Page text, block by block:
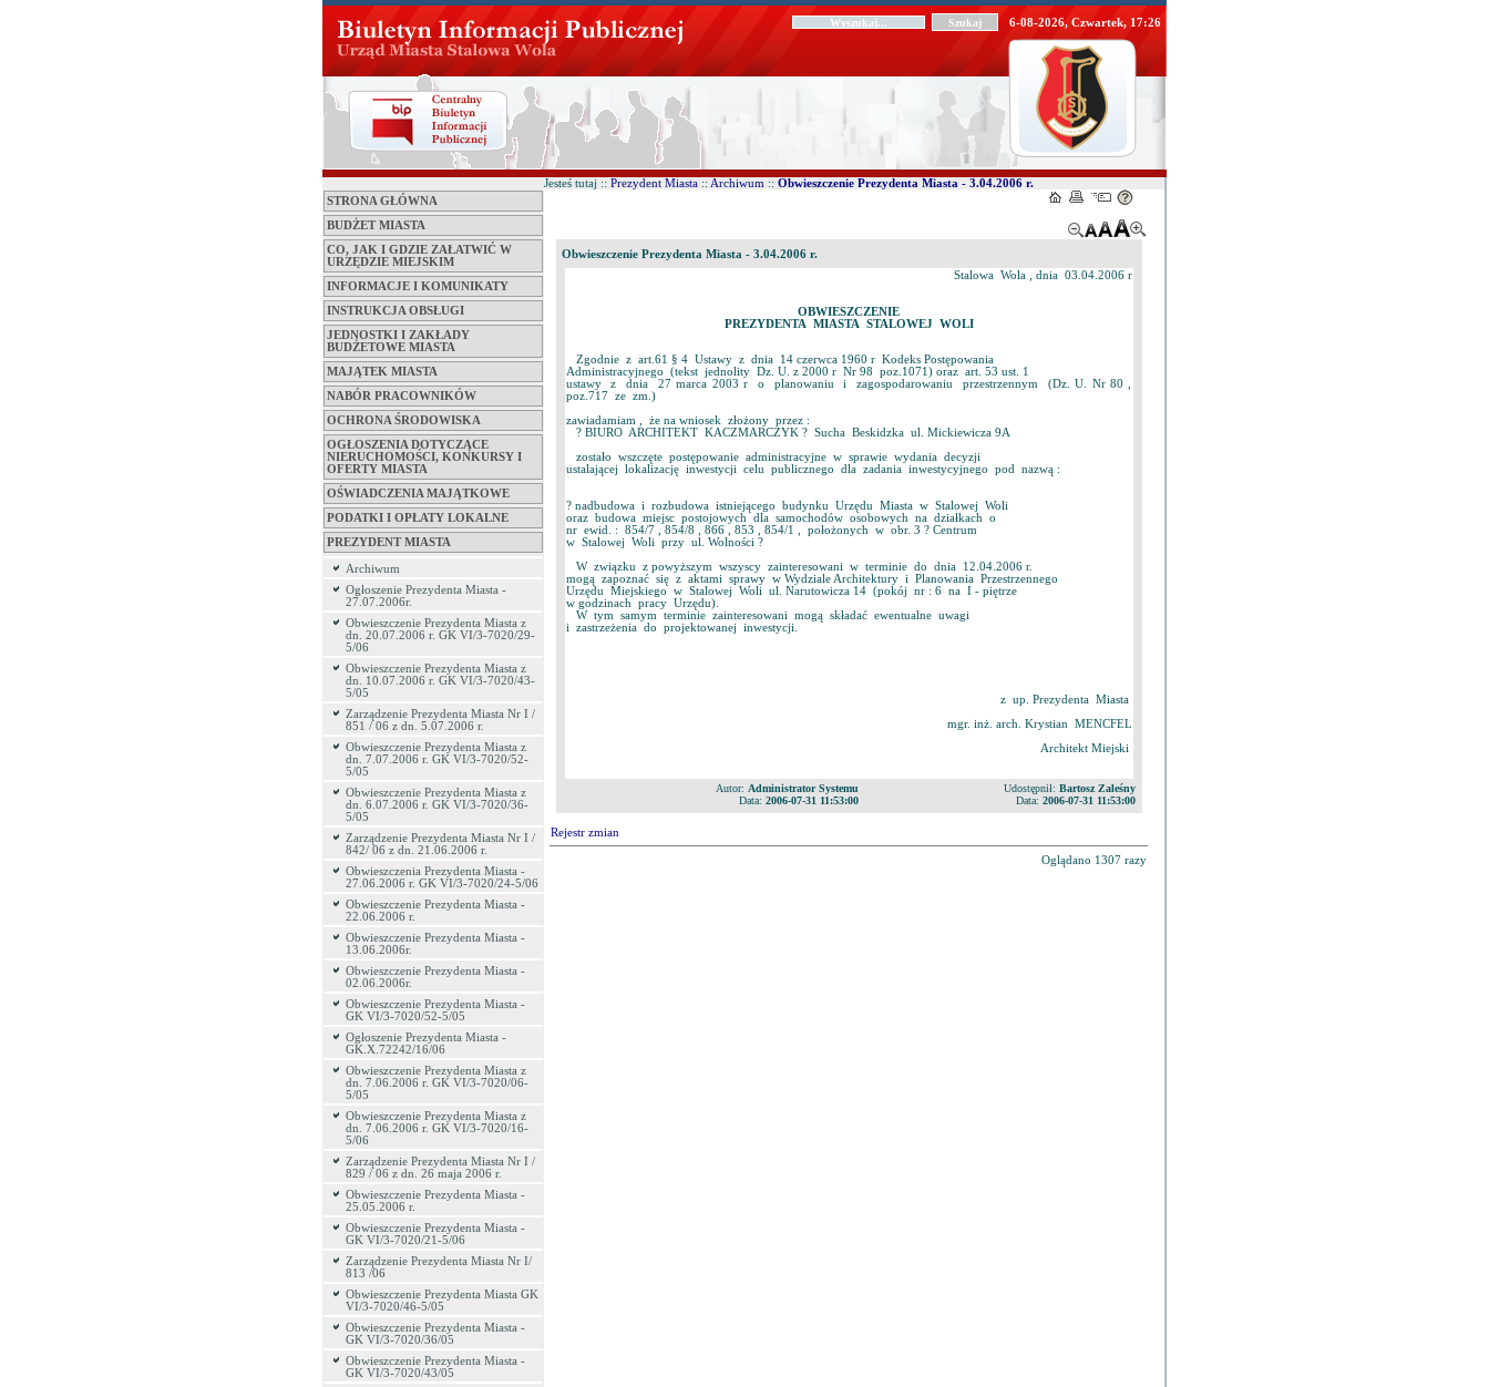
6-08-2026, Czwartek, 17:26
STRONA GŁÓWNA
BUDŻET MIASTA
CO, JAK I GDZIE ZAŁATWIĆ W
URZĘDZIE MIEJSKIM
INFORMACJE I KOMUNIKATY
INSTRUKCJA OBSŁUGI
JEDNOSTKI I ZAKŁADY
BUDŻETOWE MIASTA
MAJĄTEK MIASTA
NABÓR PRACOWNIKÓW
OCHRONA ŚRODOWISKA
OGŁOSZENIA DOTYCZĄCE
NIERUCHOMOŚCI, KONKURSY I
OFERTY MIASTA
OŚWIADCZENIA MAJĄTKOWE
PODATKI I OPŁATY LOKALNE
PREZYDENT MIASTA
Archiwum
Ogłoszenie Prezydenta Miasta -
27.07.2006r.
Obwieszczenie Prezydenta Miasta z
dn. 20.07.2006 r. GK VI/3-7020/29-
5/06
Obwieszczenie Prezydenta Miasta z
dn. 10.07.2006 r. GK VI/3-7020/43-
5/05
Zarządzenie Prezydenta Miasta Nr I /
851 / 06 z dn. 5.07.2006 r.
Obwieszczenie Prezydenta Miasta z
dn. 7.07.2006 r. GK VI/3-7020/52-
5/05
Obwieszczenie Prezydenta Miasta z
dn. 6.07.2006 r. GK VI/3-7020/36-
5/05
Zarządzenie Prezydenta Miasta Nr I /
842/ 06 z dn. 21.06.2006 r.
Obwieszczenia Prezydenta Miasta -
27.06.2006 r. GK VI/3-7020/24-5/06
Obwieszczenie Prezydenta Miasta -
22.06.2006 r.
Obwieszczenie Prezydenta Miasta -
13.06.2006r.
Obwieszczenie Prezydenta Miasta -
02.06.2006r.
Obwieszczenie Prezydenta Miasta -
GK VI/3-7020/52-5/05
Ogłoszenie Prezydenta Miasta -
GK.X.72242/16/06
Obwieszczenie Prezydenta Miasta z
dn. 7.06.2006 r. GK VI/3-7020/06-
5/05
Obwieszczenie Prezydenta Miasta z
dn. 7.06.2006 r. GK VI/3-7020/16-
5/06
Zarządzenie Prezydenta Miasta Nr I /
829 / 06 z dn. 26 maja 2006 r.
Obwieszczenie Prezydenta Miasta -
25.05.2006 r.
Obwieszczenie Prezydenta Miasta -
GK VI/3-7020/21-5/06
Zarządzenie Prezydenta Miasta Nr I/
813 /06
Obwieszczenie Prezydenta Miasta GK
VI/3-7020/46-5/05
Obwieszczenie Prezydenta Miasta -
GK VI/3-7020/36/05
Obwieszczenie Prezydenta Miasta -
GK VI/3-7020/43/05
Jesteś tutaj :: Prezydent Miasta :: Archiwum :: Obwieszczenie Prezydenta Miasta - 3.04.2006 r.
Obwieszczenie Prezydenta Miasta - 3.04.2006 r.
Stalowa Wola , dnia 03.04.2006 r
OBWIESZCZENIE
PREZYDENTA MIASTA STALOWEJ WOLI
Zgodnie z art.61 § 4 Ustawy z dnia 14 czerwca 1960 r Kodeks Postępowania
Administracyjnego (tekst jednolity Dz. U. z 2000 r Nr 98 poz.1071) oraz art. 53 ust. 1
ustawy z dnia 27 marca 2003 r o planowaniu i zagospodarowaniu przestrzennym (Dz. U. Nr 80 ,
poz.717 ze zm.)
zawiadamiam , że na wniosek złożony przez :
? BIURO ARCHITEKT KACZMARCZYK ? Sucha Beskidzka ul. Mickiewicza 9A
zostało wszczęte postępowanie administracyjne w sprawie wydania decyzji
ustalającej lokalizację inwestycji celu publicznego dla zadania inwestycyjnego pod nazwą :
? nadbudowa i rozbudowa istniejącego budynku Urzędu Miasta w Stalowej Woli
oraz budowa miejsc postojowych dla samochodów osobowych na działkach o
nr ewid. : 854/7 , 854/8 , 866 , 853 , 854/1 , położonych w obr. 3 ? Centrum
w Stalowej Woli przy ul. Wolności ?
W związku z powyższym wszyscy zainteresowani w terminie do dnia 12.04.2006 r.
mogą zapoznać się z aktami sprawy w Wydziale Architektury i Planowania Przestrzennego
Urzędu Miejskiego w Stalowej Woli ul. Narutowicza 14 (pokój nr : 6 na I - piętrze
w godzinach pracy Urzędu).
W tym samym terminie zainteresowani mogą składać ewentualne uwagi
i zastrzeżenia do projektowanej inwestycji.
z up. Prezydenta Miasta
mgr. inż. arch. Krystian MENCFEL
Architekt Miejski
Autor: Administrator Systemu
Data: 2006-07-31 11:53:00
Udostępnił: Bartosz Zaleśny
Data: 2006-07-31 11:53:00
Rejestr zmian
Oglądano 1307 razy